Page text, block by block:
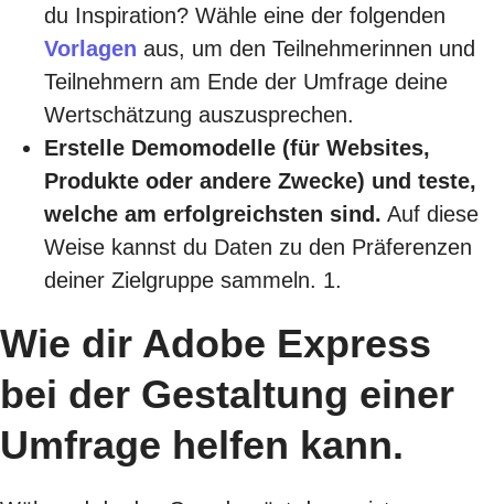
du Inspiration? Wähle eine der folgenden
Vorlagen aus, um den Teilnehmerinnen und
Teilnehmern am Ende der Umfrage deine
Wertschätzung auszusprechen.
Erstelle Demomodelle (für Websites,
Produkte oder andere Zwecke) und teste,
welche am erfolgreichsten sind. Auf diese
Weise kannst du Daten zu den Präferenzen
deiner Zielgruppe sammeln. 1.
Wie dir Adobe Express
bei der Gestaltung einer
Umfrage helfen kann.